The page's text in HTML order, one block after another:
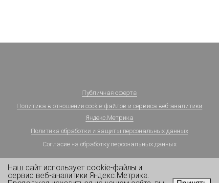
Публичная оферта
Политика в отношении cookie-файлов и сервиса веб-аналитики
Яндекс.Метрика
Политика обработки и защиты персональных данных
Согласие на обработку персональных данных
Наш сайт использует cookie-файлы и
сервис веб-аналитики Яндекс.Метрика.